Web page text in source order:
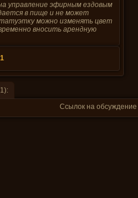
управление эфирным ездовым
в пище и не может
можно изменять цвет
вносить арендную
Ссылок на